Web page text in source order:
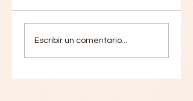
Escribir un comentario...